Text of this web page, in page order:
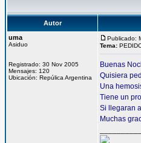
Autor
uma
Asiduo
Registrado: 30 Nov 2005
Mensajes: 120
Ubicación: Repúlica Argentina
Publicado:
Tema:
Buenas
Quisiera
Una
Tiene un
Si llegaran
Muchas